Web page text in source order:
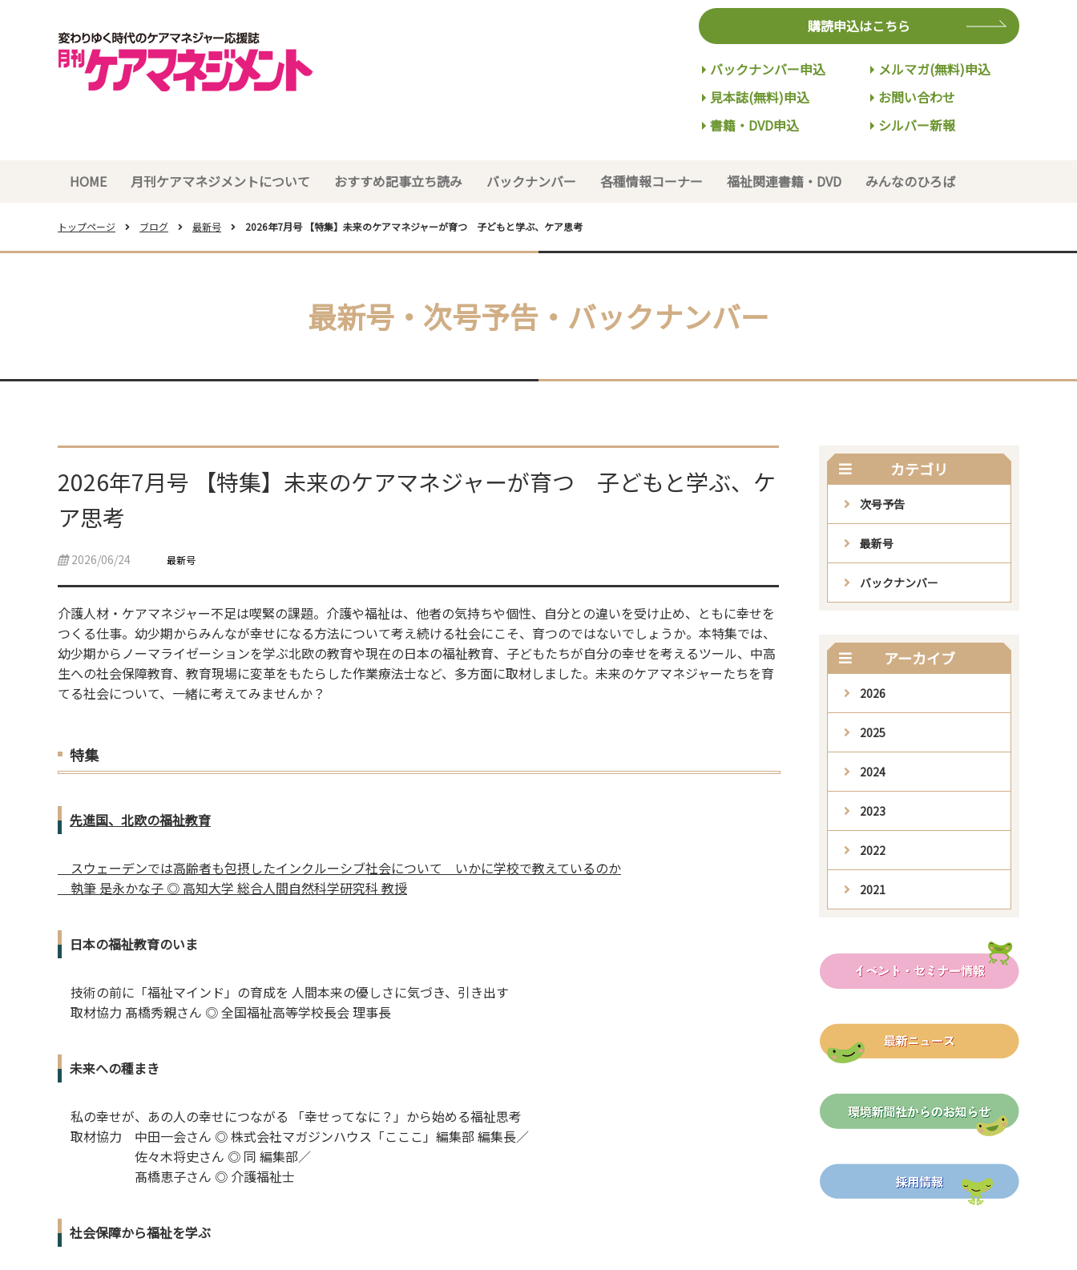
購読申込はこちら
バックナンバー申込
見本誌(無料)申込
書籍・DVD申込
メルマガ(無料)申込
お問い合わせ
シルバー新報
HOME 月刊ケアマネジメントについて おすすめ記事立ち読み バックナンバー 各種情報コーナー 福祉関連書籍・DVD みんなのひろば
トップページ ブログ 最新号 2026年7月号 【特集】未来のケアマネジャーが育つ 子どもと学ぶ、ケア思考
最新号・次号予告・バックナンバー
2026年7月号 【特集】未来のケアマネジャーが育つ 子どもと学ぶ、ケ
ア思考
2026/06/24 最新号
介護人材・ケアマネジャー不足は喫緊の課題。介護や福祉は、他者の気持ちや個性、自分との違いを受け止め、ともに幸せを
つくる仕事。幼少期からみんなが幸せになる方法について考え続ける社会にこそ、育つのではないでしょうか。本特集では、
幼少期からノーマライゼーションを学ぶ北欧の教育や現在の日本の福祉教育、子どもたちが自分の幸せを考えるツール、中高
生への社会保障教育、教育現場に変革をもたらした作業療法士など、多方面に取材しました。未来のケアマネジャーたちを育
てる社会について、一緒に考えてみませんか？
特集
先進国、北欧の福祉教育
スウェーデンでは高齢者も包摂したインクルーシブ社会について いかに学校で教えているのか
執筆 是永かな子 ◎ 高知大学 総合人間自然科学研究科 教授
日本の福祉教育のいま
技術の前に「福祉マインド」の育成を 人間本来の優しさに気づき、引き出す
取材協力 髙橋秀親さん ◎ 全国福祉高等学校長会 理事長
未来への種まき
私の幸せが、あの人の幸せにつながる 「幸せってなに？」から始める福祉思考
取材協力 中田一会さん ◎ 株式会社マガジンハウス「こここ」編集部 編集長／
佐々木将史さん ◎ 同 編集部／
髙橋恵子さん ◎ 介護福祉士
社会保障から福祉を学ぶ
カテゴリ
次号予告
最新号
バックナンバー
アーカイブ
2026
2025
2024
2023
2022
2021